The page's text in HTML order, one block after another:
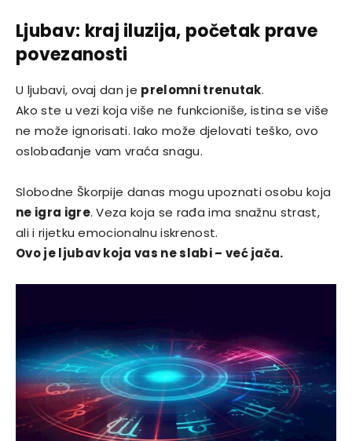
Ljubav: kraj iluzija, početak prave
povezanosti
U ljubavi, ovaj dan je prelomni trenutak.
Ako ste u vezi koja više ne funkcioniše, istina se više
ne može ignorisati. Iako može djelovati teško, ovo
oslobađanje vam vraća snagu.
Slobodne Škorpije danas mogu upoznati osobu koja
ne igra igre. Veza koja se rađa ima snažnu strast,
ali i rijetku emocionalnu iskrenost.
Ovo je ljubav koja vas ne slabi – već jača.